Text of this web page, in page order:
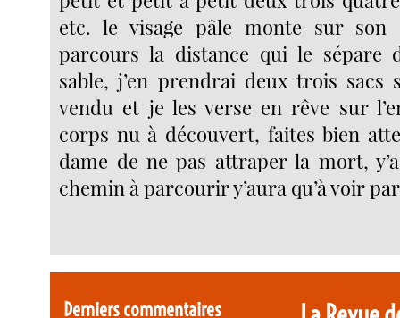
etc. le visage pâle monte sur son
parcours la distance qui le sépare
sable, j’en prendrai deux trois sacs
vendu et je les verse en rêve sur
corps nu à découvert, faites bien
dame de ne pas attraper la mort,
chemin à parcourir y’aura qu’à voir
Derniers commentaires